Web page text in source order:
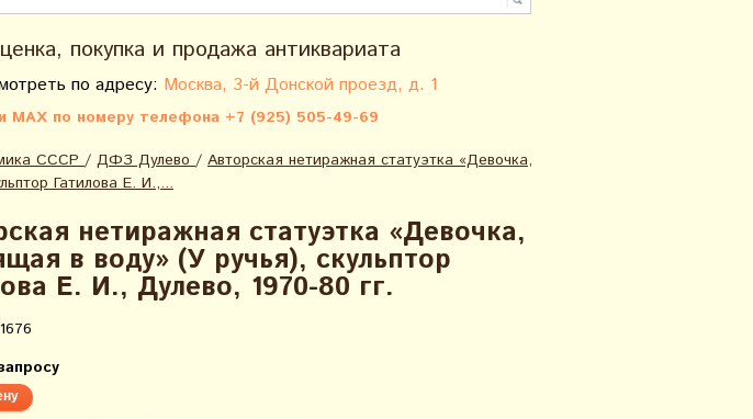
покупка и продажа антиквариата
по адресу: Москва, 3-й Донской проезд, д. 1
MAX по номеру телефона +7 (925) 505-49-69
СССР / ДФЗ Дулево / Авторская нетиражная статуэтка «Девочка,
Гатилова Е. И.,...
нетиражная статуэтка «Девочка,
в воду» (У ручья), скульптор
Е. И., Дулево, 1970-80 гг.